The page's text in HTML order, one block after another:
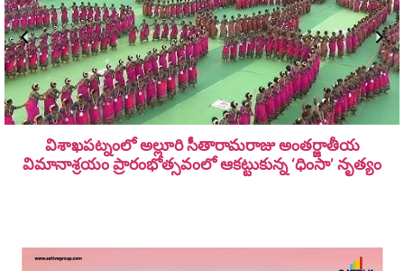
విశాఖపట్నంలో అల్లూరి సీతారామ‌రాజు అంత‌ర్జాతీయ
విమానాశ్ర‌యం ప్రారంభోత్సవంలో ఆకట్టుకున్న ‘ధింసా’ నృత్యం